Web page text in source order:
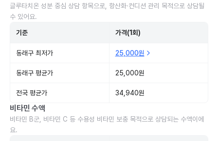
글루타치온 성분 중심 상담 항목으로, 항산화·컨디션 관리 목적으로 상담될
수 있어요.
기준 가격(1회)
동래구 최저가 25,000원
동래구 평균가 25,000원
전국 평균가 34,940원
비타민 수액
비타민 B군, 비타민 C 등 수용성 비타민 보충 목적으로 상담되는 수액이에
요.